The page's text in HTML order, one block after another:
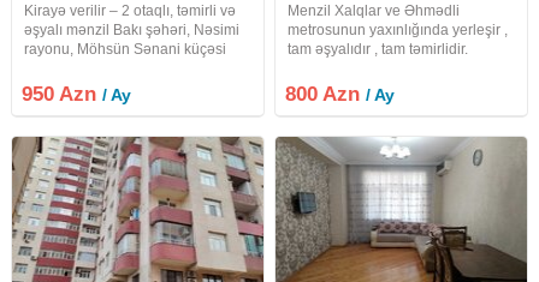
Kirayə verilir – 2 otaqlı, təmirli və
əşyalı mənzil Bakı şəhəri, Nəsimi
rayonu, Möhsün Sənani küçəsi
qarşısında yerləşən Yaşayış
Kompleksində 2 otaqlı, tam təmirli
950 Azn/ Ay
Menzil Xalqlar ve Əhmədli
metrosunun yaxınlığında yerleşir ,
tam əşyalıdır , tam təmirlidir.
şeraiti var. Ətraflı məlumat üçün
Whatsappdan elaqe saxlayardiniz.
800 Azn/ Ay